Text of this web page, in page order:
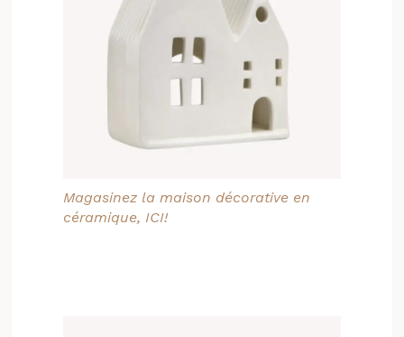
Magasinez la maison décorative en
céramique, ICI!